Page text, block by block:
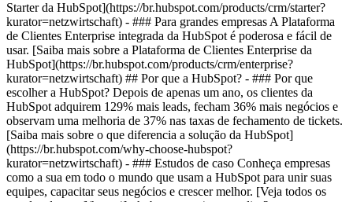
Starter da HubSpot](https://br.hubspot.com/products/crm/starter?
kurator=netzwirtschaft) - ### Para grandes empresas A Plataforma
de Clientes Enterprise integrada da HubSpot é poderosa e fácil de
usar. [Saiba mais sobre a Plataforma de Clientes Enterprise da
HubSpot](https://br.hubspot.com/products/crm/enterprise?
kurator=netzwirtschaft) ## Por que a HubSpot? - ### Por que
escolher a HubSpot? Depois de apenas um ano, os clientes da
HubSpot adquirem 129% mais leads, fecham 36% mais negócios e
observam uma melhoria de 37% nas taxas de fechamento de tickets.
[Saiba mais sobre o que diferencia a solução da HubSpot]
(https://br.hubspot.com/why-choose-hubspot?
kurator=netzwirtschaft) - ### Estudos de caso Conheça empresas
como a sua em todo o mundo que usam a HubSpot para unir suas
equipes, capacitar seus negócios e crescer melhor. [Veja todos os